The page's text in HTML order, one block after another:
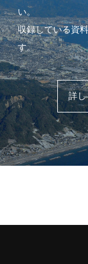
い。
収録している資
す。
詳し